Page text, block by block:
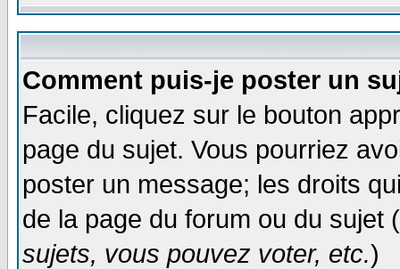
Comment puis-je poster un
Facile, cliquez sur le bouton
page du sujet. Vous pourriez
poster un message; les droits
de la page du forum ou du sujet
sujets, vous pouvez voter, etc.)